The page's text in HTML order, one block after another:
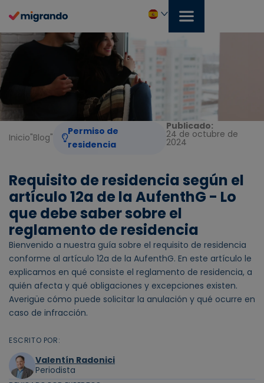
contenido
Español
Inicio"Blog"
Permiso de
residencia
Publicado:
24 de octubre de
2024
Requisito de residencia según el
artículo 12a de la AufenthG - Lo
que debe saber sobre el
reglamento de residencia
Bienvenido a nuestra guía sobre el requisito de residencia
conforme al artículo 12a de la AufenthG. En este artículo le
explicamos en qué consiste el reglamento de residencia, a
quién afecta y qué obligaciones y excepciones existen.
Averigüe cómo puede solicitar la anulación y qué ocurre en
caso de infracción.
ESCRITO POR:
Valentín Radonici
Periodista